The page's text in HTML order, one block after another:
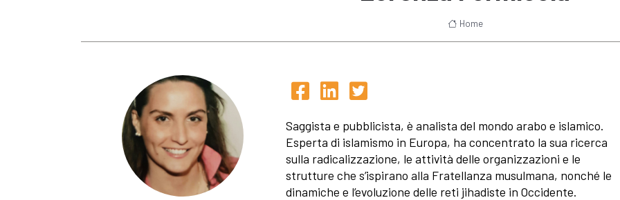
Home
Saggista e pubblicista, è analista del mondo arabo e islamico.
Esperta di islamismo in Europa, ha concentrato la sua ricerca
sulla radicalizzazione, le attività delle organizzazioni e le
strutture che s’ispirano alla Fratellanza musulmana, nonché le
dinamiche e l’evoluzione delle reti jihadiste in Occidente.